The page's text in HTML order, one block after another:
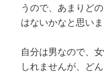
うので、あまりど
はないかなと思いま
自分は男なので、
しれませんが、ど